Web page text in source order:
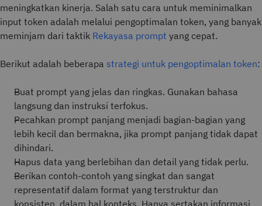
meningkatkan kinerja. Salah satu cara untuk meminimalkan
input token adalah melalui pengoptimalan token, yang banyak
meminjam dari taktik Rekayasa prompt yang cepat.
Berikut adalah beberapa strategi untuk pengoptimalan token:
Buat prompt yang jelas dan ringkas. Gunakan bahasa
langsung dan instruksi terfokus.
Pecahkan prompt panjang menjadi bagian-bagian yang
lebih kecil dan bermakna, jika prompt panjang tidak dapat
dihindari.
Hapus data yang berlebihan dan detail yang tidak perlu.
Berikan contoh-contoh yang singkat dan sangat
representatif dalam format yang terstruktur dan
konsisten, dalam hal konteks. Hanya sertakan informasi